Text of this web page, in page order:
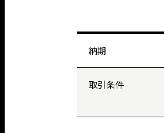
納期
取引条件